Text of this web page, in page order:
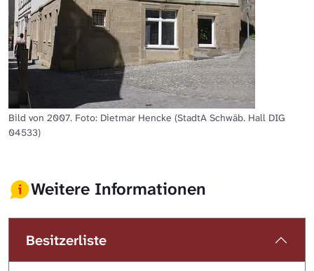
Bild von 2007. Foto: Dietmar Hencke (StadtA Schwäb. Hall DIG
04533)
Weitere Informationen
Besitzerliste